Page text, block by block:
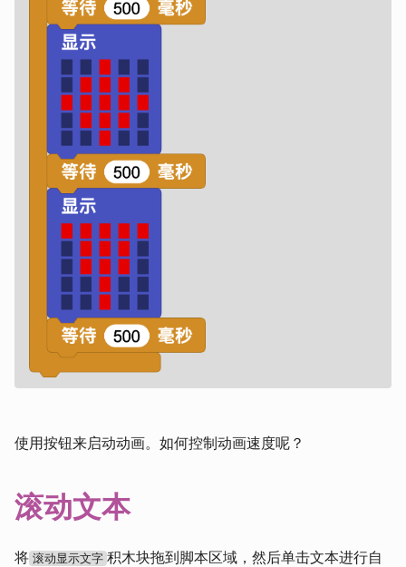
使用按钮来启动动画。如何控制动画速度呢？
滚动文本
将 滚动显示文字 积木块拖到脚本区域，然后单击文本进行自